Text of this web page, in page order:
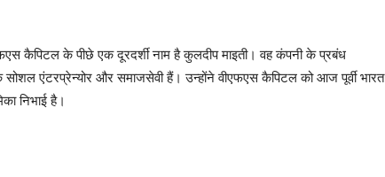
कैपिटल के पीछे एक दूरदर्शी नाम है कुलदीप माइती। वह कंपनी के प्रबंध
सोशल एंटरप्रेन्योर और समाजसेवी हैं। उन्होंने वीएफएस कैपिटल को आज पूर्वी भारत
निभाई है।